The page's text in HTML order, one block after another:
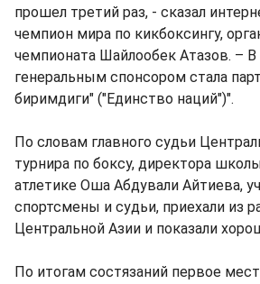
прошел третий раз, - сказал
чемпион мира по кикбоксингу,
чемпионата Шайлообек Атазов. – В
генеральным спонсором стала
биримдиги" ("Единство наций")".
По словам главного судьи
турнира по боксу, директора
атлетике Оша Абдували Айтиева,
спортсмены и судьи, приехали из
Центральной Азии и показали
По итогам состязаний первое